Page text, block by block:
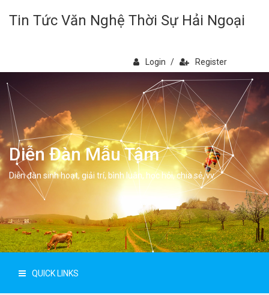
Tin Tức Văn Nghệ Thời Sự Hải Ngoại
Login / Register
Diễn Đàn Mẫu Tâm
Diễn đàn sinh hoạt, giải trí, bình luân, học hỏi, chia sẻ, vv.
QUICK LINKS